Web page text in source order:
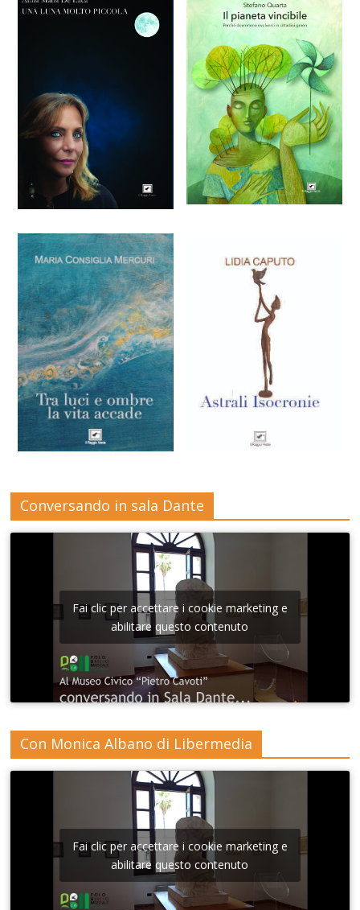
Conversando in sala Dante
Fai clic per accettare i cookie marketing e
abilitare questo contenuto
Con Monica Albano di Libermedia
Fai clic per accettare i cookie marketing e
abilitare questo contenuto